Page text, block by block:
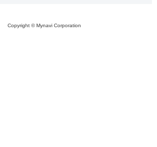
Copyright © Mynavi Corporation